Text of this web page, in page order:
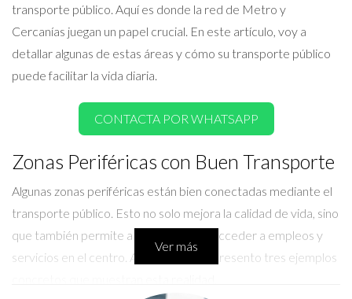
transporte público. Aquí es donde la red de Metro y
Cercanías juegan un papel crucial. En este artículo, voy a
detallar algunas de estas áreas y cómo su transporte público
puede facilitar la vida diaria.
CONTACTA POR WHATSAPP
Zonas Periféricas con Buen Transporte
Algunas zonas periféricas están bien conectadas mediante el
transporte público. Esto no solo mejora la calidad de vida, sino
que también permite a los residentes acceder a empleos y
servicios en el centro. A continuación, presento tres ejemplos
Ver más